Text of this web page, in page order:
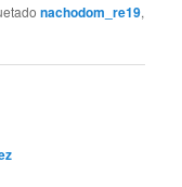
nachodom_re19,